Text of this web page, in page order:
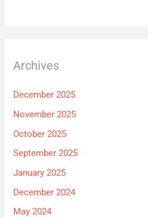
Archives
December 2025
November 2025
October 2025
September 2025
January 2025
December 2024
May 2024